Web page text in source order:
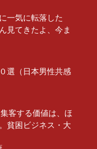
一気に転落した
見てきたよ、今ま
選（日本男性共感
客する価値は、ほ
貧困ビジネス・大